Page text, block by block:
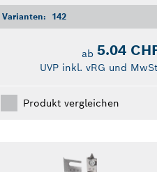
Varianten: 142
ab 5.04
UVP inkl. vRG und
Produkt vergleichen